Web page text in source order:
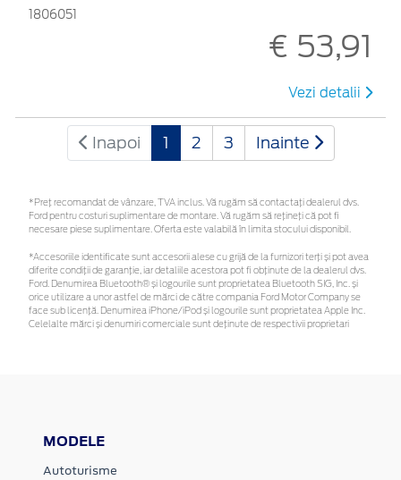
1806051
€ 53,91
Vezi detalii
Inapoi 1 2 3 Inainte
*Preţ recomandat de vânzare, TVA inclus. Vă rugăm să contactaţi dealerul dvs.
Ford pentru costuri suplimentare de montare. Vă rugăm să rețineți că pot fi
necesare piese suplimentare. Oferta este valabilă în limita stocului disponibil.
*Accesoriile identificate sunt accesorii alese cu grijă de la furnizori terți și pot avea
diferite condiții de garanție, iar detaliile acestora pot fi obținute de la dealerul dvs.
Ford. Denumirea Bluetooth® și logourile sunt proprietatea Bluetooth SIG, Inc. și
orice utilizare a unor astfel de mărci de către compania Ford Motor Company se
face sub licență. Denumirea iPhone/iPod și logourile sunt proprietatea Apple Inc.
Celelalte mărci și denumiri comerciale sunt deținute de respectivii proprietari
MODELE
Autoturisme